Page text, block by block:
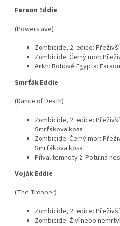
Faraon Eddie
(Powerslave)
Zombicide, 2. edice:
Zombicide: Černý mor:
Ankh: Bohové Egypta: Faraon
Smrťák Eddie
(Dance of Death)
Zombicide, 2. edice:
Smrťákova kosa
Zombicide: Černý mor:
Smrťákova kosa
Příval temnoty 2: Potulná
Voják Eddie
(The Trooper)
Zombicide, 2. edice:
Zombicide: Živí nebo